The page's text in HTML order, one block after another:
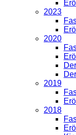
2023
2020
2019
2018